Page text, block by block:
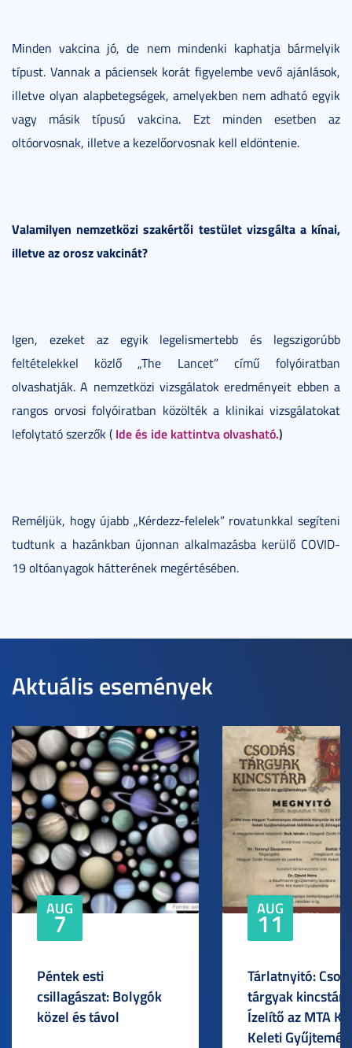
Minden vakcina jó, de nem mindenki kaphatja bármelyik
típust. Vannak a páciensek korát figyelembe vevő ajánlások,
illetve olyan alapbetegségek, amelyekben nem adható egyik
vagy másik típusú vakcina. Ezt minden esetben az
oltóorvosnak, illetve a kezelőorvosnak kell eldöntenie.
Valamilyen nemzetközi szakértői testület vizsgálta a kínai,
illetve az orosz vakcinát?
Igen, ezeket az egyik legelismertebb és legszigorúbb
feltételekkel közlő „The Lancet” című folyóiratban
olvashatják. A nemzetközi vizsgálatok eredményeit ebben a
rangos orvosi folyóiratban közölték a klinikai vizsgálatokat
lefolytató szerzők ( Ideés ide kattintva olvasható.)
Reméljük, hogy újabb „Kérdezz-felelek” rovatunkkal segíteni
tudtunk a hazánkban újonnan alkalmazásba kerülő COVID-
19 oltóanyagok hátterének megértésében.
Aktuális események
AUG
7
Péntek esti
csillagászat: Bolygók
közel és távol
AUG
11
Tárlatnyitó:
tárgyak
Ízelítő az MTA
Keleti